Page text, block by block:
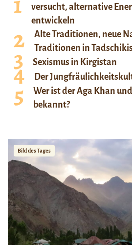
versucht, alternative
entwickeln
Alte Traditionen, neue
Traditionen in
Sexismus in Kirgistan
Der
Wer ist der Aga Khan
bekannt?
Bild des Tages